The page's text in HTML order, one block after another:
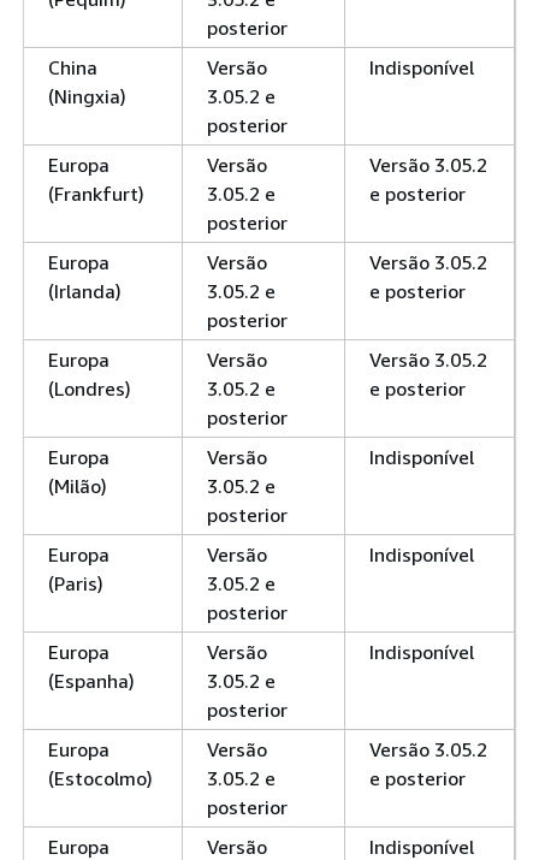
posterior
China
(Ningxia)
Versão
3.05.2 e
posterior
Indisponível
Europa
(Frankfurt)
Versão
3.05.2 e
posterior
Versão 3.05.2
e posterior
Europa
(Irlanda)
Versão
3.05.2 e
posterior
Versão 3.05.2
e posterior
Europa
(Londres)
Versão
3.05.2 e
posterior
Versão 3.05.2
e posterior
Europa
(Milão)
Versão
3.05.2 e
posterior
Indisponível
Europa
(Paris)
Versão
3.05.2 e
posterior
Indisponível
Europa
(Espanha)
Versão
3.05.2 e
posterior
Indisponível
Europa
(Estocolmo)
Versão
3.05.2 e
posterior
Versão 3.05.2
e posterior
Europa
Versão
Indisponível